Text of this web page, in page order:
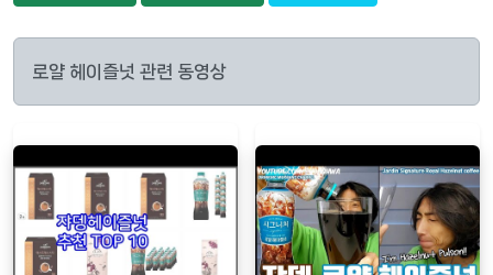
로얄 헤이즐넛 관련 동영상